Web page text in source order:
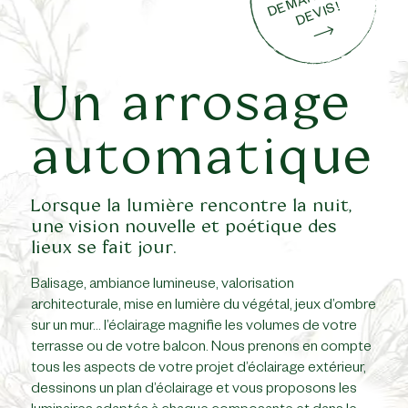
E
S!
Un arrosage
automatique
Lorsque la lumière rencontre la nuit,
une vision nouvelle et poétique des
lieux se fait jour.
Balisage, ambiance lumineuse, valorisation
architecturale, mise en lumière du végétal, jeux d’ombre
sur un mur… l’éclairage magnifie les volumes de votre
terrasse ou de votre balcon. Nous prenons en compte
tous les aspects de votre projet d’éclairage extérieur,
dessinons un plan d’éclairage et vous proposons les